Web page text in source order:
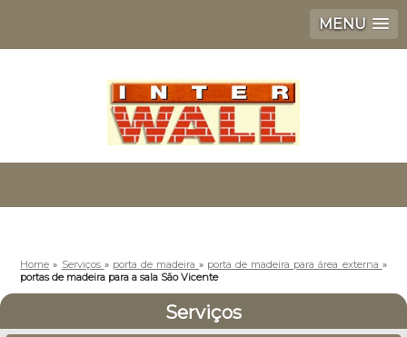
MENU
Home » Serviços » porta de madeira» porta de madeira para área externa »
portas de madeira para a sala São Vicente
Serviços